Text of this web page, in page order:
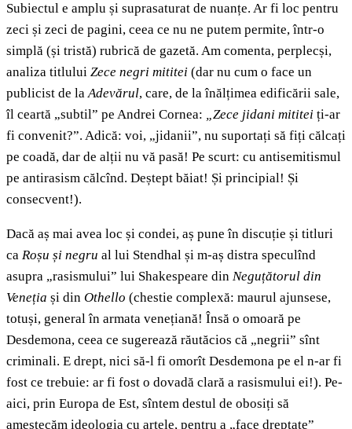
Subiectul e amplu și suprasaturat de nuanțe. Ar fi loc pentru
zeci și zeci de pagini, ceea ce nu ne putem permite, într-o
simplă (și tristă) rubrică de gazetă. Am comenta, perplecși,
analiza titlului Zece negri mititei (dar nu cum o face un
publicist de laAdevărul, care, de la înălțimea edificării sale,
îl ceartă „subtil” pe Andrei Cornea: „Zece jidani mititei ți-ar
fi convenit?”. Adică: voi, „jidanii”, nu suportați să fiți călcați
pe coadă, dar de alții nu vă pasă! Pe scurt: cu antisemitismul
pe antirasism călcînd. Deștept băiat! Și principial! Și
consecvent!).
Dacă aș mai avea loc și condei, aș pune în discuție și titluri
ca Roșu și negru al lui Stendhal și m-aș distra speculînd
asupra „rasismului” lui Shakespeare din Neguțătorul din
Veneția și din Othello (chestie complexă: maurul ajunsese,
totuși, general în armata venețiană! Însă o omoară pe
Desdemona, ceea ce sugerează răutăcios că „negrii” sînt
criminali. E drept, nici să-l fi omorît Desdemona pe el n-ar fi
fost ce trebuie: ar fi fost o dovadă clară a rasismului ei!). Pe-
aici, prin Europa de Est, sîntem destul de obosiți să
amestecăm ideologia cu artele, pentru a „face dreptate”